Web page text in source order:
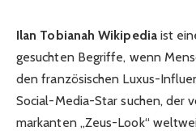
Ilan Tobianah Wikipediaist
gesuchten Begriffe, wenn
den französischen Luxus-
Social-Media-Star suchen, der
markanten „Zeus-Look“